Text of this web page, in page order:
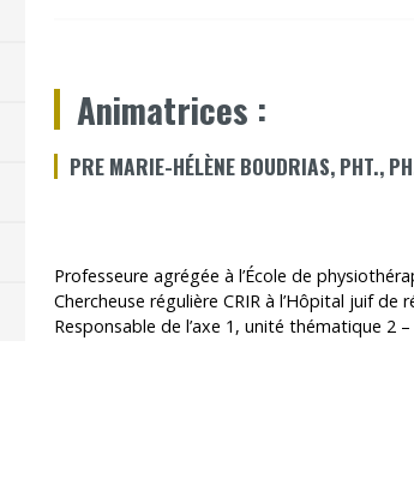
Animatrices :
PRE MARIE-HÉLÈNE BOUDRIAS, PHT.,
Professeure agrégée à l’École de
Chercheuse régulière CRIR à l’Hôpital juif de
Responsable de l’axe 1, unité thématique 2